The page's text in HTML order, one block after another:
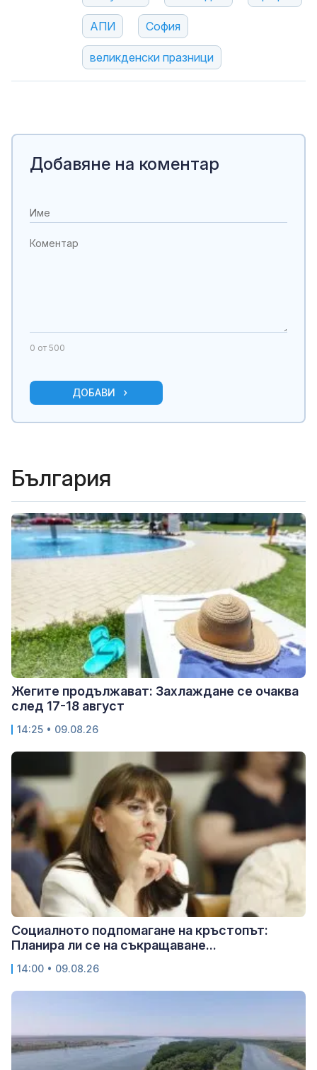
АПИ София
великденски празници
Добавяне на коментар
0 от 500
ДОБАВИ
България
Жегите продължават: Захлаждане се очаква
след 17-18 август
14:25 • 09.08.26
Социалното подпомагане на кръстопът:
Планира ли се на съкращаване...
14:00 • 09.08.26